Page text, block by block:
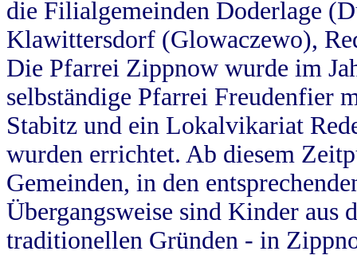
die Filialgemeinden Doderlage
Klawittersdorf (Glowaczewo),
Die Pfarrei Zippnow wurde im
selbständige Pfarrei Freudenfier
Stabitz und ein Lokalvikariat
wurden errichtet. Ab diesem
Gemeinden, in den
Übergangsweise sind Kinder aus
traditionellen Gründen - in